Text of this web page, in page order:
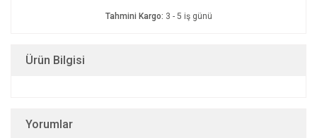
Tahmini Kargo: 3 - 5 iş günü
Ürün Bilgisi
Yorumlar